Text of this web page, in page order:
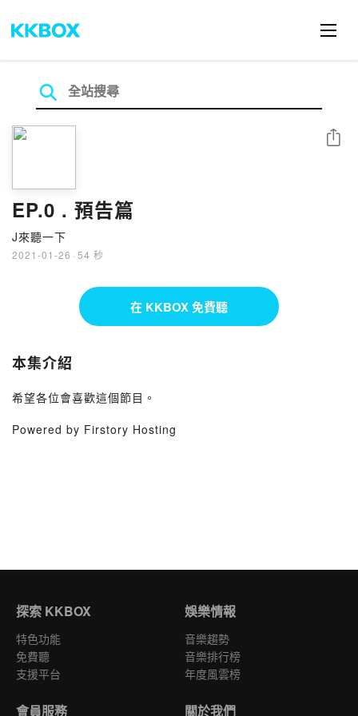
EP.0 . 預告篇
J來聽一下
2021-01-26 · 54 秒
分享
在 KKBOX 免費聽
本集介紹
希望各位會喜歡這個節目。
Powered by Firstory Hosting
探索 KKBOX
特色功能
免費聽
支援平台
娛樂情報
音樂趨勢
音樂排行榜
年度風雲榜
會員服務 關於我們